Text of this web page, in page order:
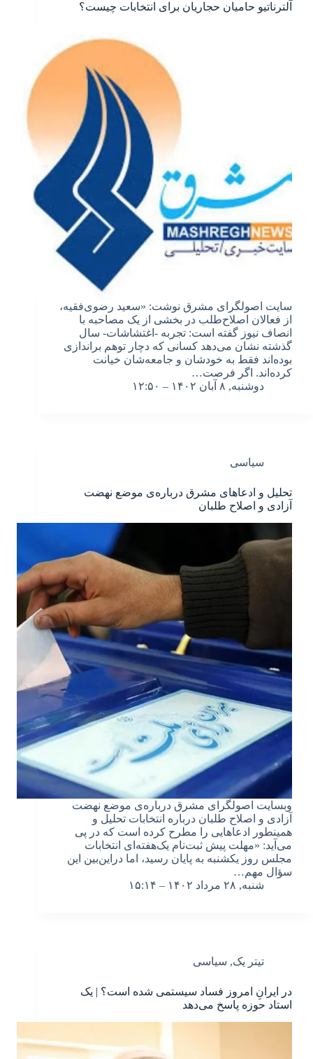
آلترناتیو حامیان حجاریان برای انتخابات چیست؟
سایت اصولگرای مشرق نوشت: «سعید رضوی‌فقیه،
از فعالان اصلاح‌طلب در بخشی از یک مصاحبه با
انصاف نیوز گفته است: تجربه -اغتشاشات- سال
گذشته نشان می‌دهد کسانی که دچار توهم براندازی
بوده‌اند فقط به خودشان و جامعه‌شان خیانت
کرده‌اند. اگر فرصت…
دوشنبه, ۸ آبان ۱۴۰۲ – ۱۲:۵۰
سیاسی
تحلیل و ادعاهای مشرق درباره‌ی موضع نهضت
آزادی و اصلاح طلبان
وبسایت اصولگرای مشرق درباره‌ی موضع نهضت
آزادی و اصلاح طلبان درباره انتخابات تحلیل و
همینطور ادعاهایی را مطرح کرده است که در پی
می‌آید: «مهلت پیش ثبت‌نام یک‌هفته‌ای انتخابات
مجلس روز یکشنبه به پایان رسید، اما دراین‌بین این
سؤال مهم…
شنبه, ۲۸ مرداد ۱۴۰۲ – ۱۵:۱۴
تیتر یک, سیاسی
در ایرانِ امروز فساد سیستمی شده است؟ | یک
استاد حوزه پاسخ می‌دهد